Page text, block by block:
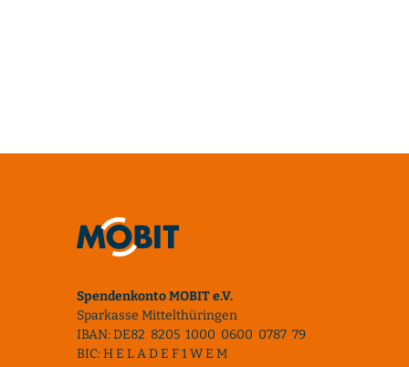
Spendenkonto MOBIT e.V.
Sparkasse Mittelthüringen
IBAN: DE82 8205 1000 0600 0787 79
BIC: H E L A D E F 1 W E M